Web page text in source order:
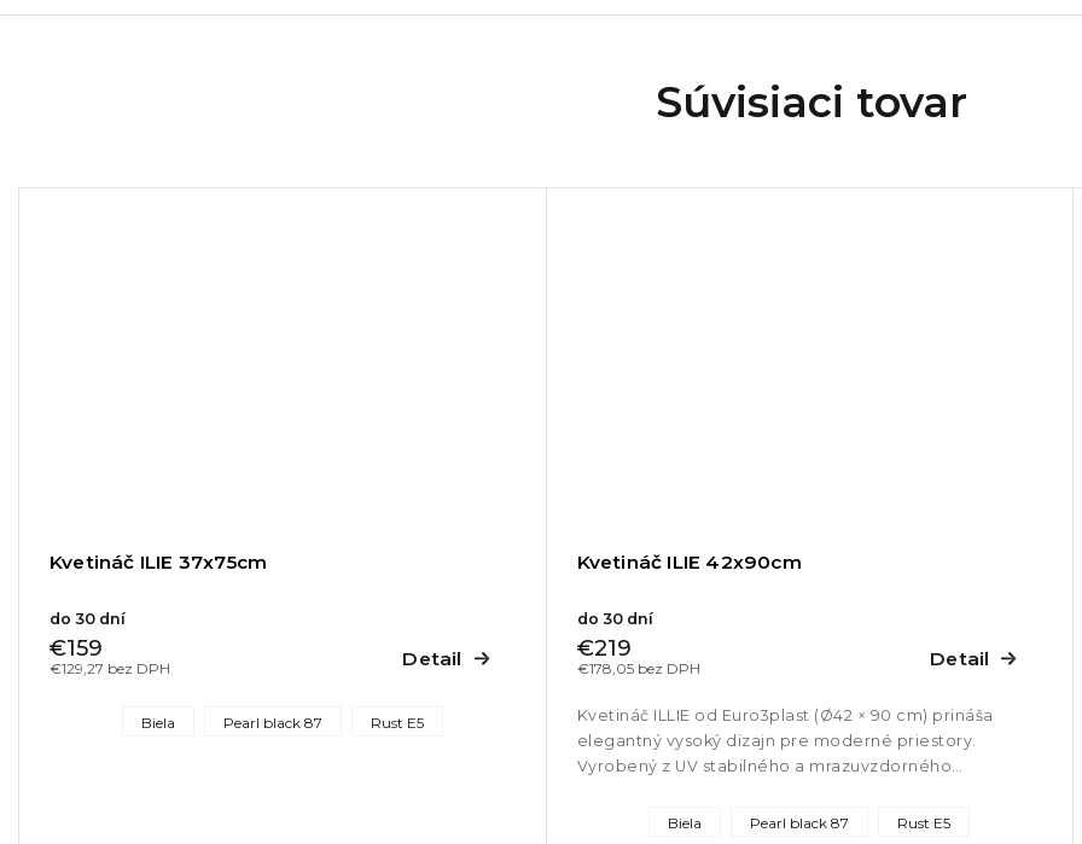
Súvisiaci tovar
Kvetináč ILIE 37x75cm
do 30 dní
€129,27 bez DPH
€159 Detail
Biela Pearl black 87 Rust E5
Kvetináč ILIE 42x90cm
do 30 dní
€178,05 bez DPH
€219 Detail
Kvetináč ILLIE od Euro3plast (Ø42 × 90 cm) prináša
elegantný vysoký dizajn pre moderné priestory.
Vyrobený z UV stabilného a mrazuvzdorného
Biela
Pearl black 87 Rust E5